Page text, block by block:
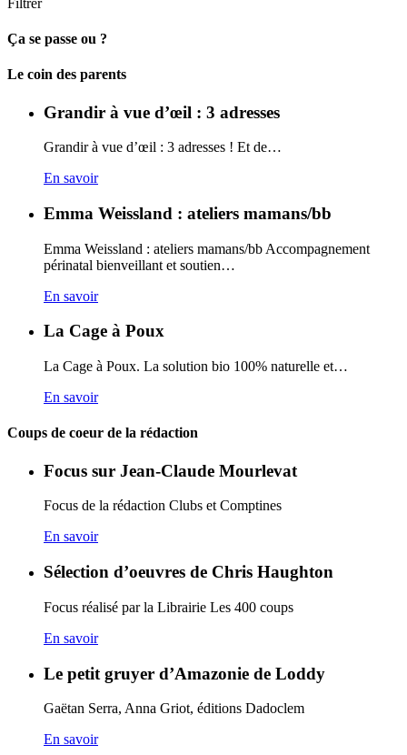
Ça se passe ou ?
Carto
Le coin des parents
Grandir à vue d’œil : 3 adresses
Grandir à vue d’œil : 3 adresses ! Et de…
En savoir
Emma Weissland : ateliers mamans/bb
Emma Weissland : ateliers mamans/bb Accompagnement
périnatal bienveillant et soutien…
En savoir
La Cage à Poux
La Cage à Poux. La solution bio 100% naturelle et…
En savoir
Coups de coeur de la rédaction
Focus sur Jean-Claude Mourlevat
Focus de la rédaction Clubs et Comptines
En savoir
Sélection d’oeuvres de Chris Haughton
Focus réalisé par la Librairie Les 400 coups
En savoir
Le petit gruyer d’Amazonie de Loddy
Gaëtan Serra, Anna Griot, éditions Dadoclem
En savoir